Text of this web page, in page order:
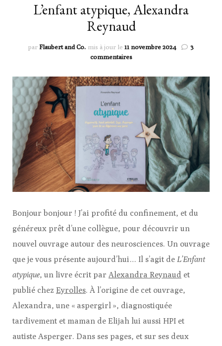
L’enfant atypique, Alexandra
Reynaud
parFlaubert and Co. mis à jour le 11 novembre 2024
3
commentairessur
atypique,
Alexandra
Bonjour bonjour ! J’ai profité du confinement, et du
généreux prêt d’une collègue, pour découvrir un
nouvel ouvrage autour des neurosciences. Un ouvrage
que je vous présente aujourd’hui… Il s’agit de L’Enfant
atypique, un livre écrit par Alexandra Reynaud et
publié chez Eyrolles. À l’origine de cet ouvrage,
Alexandra, une « aspergirl », diagnostiquée
tardivement et maman de Elijah lui aussi HPI et
autiste Asperger. Dans ses pages, et sur ses deux